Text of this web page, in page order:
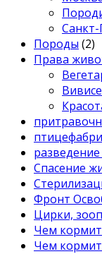
Санкт-
Породы (2)
Права
Спасение
Фронт
Цирки,
Чем
Чем